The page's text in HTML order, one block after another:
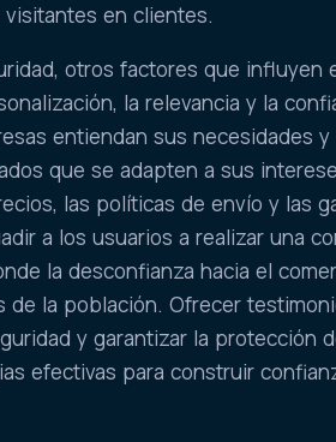
en clientes.
otros factores que influyen
la relevancia y la
entiendan sus necesidades
que se adapten a sus
las políticas de envío y las
a los usuarios a realizar una
la desconfianza hacia el
la población. Ofrecer
y garantizar la protección
efectivas para construir